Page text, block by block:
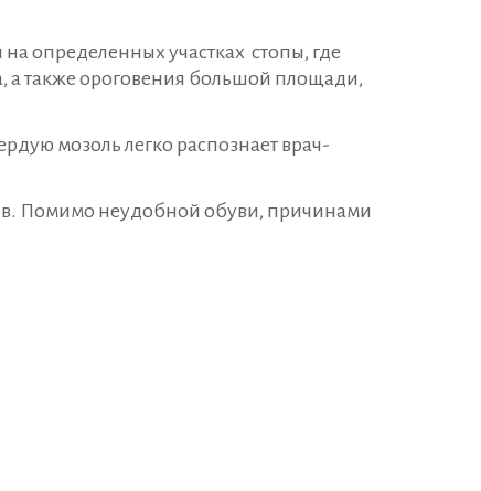
определенных участках стопы, где
а также ороговения большой площади,
мозоль легко распознает врач-
Помимо неудобной обуви, причинами